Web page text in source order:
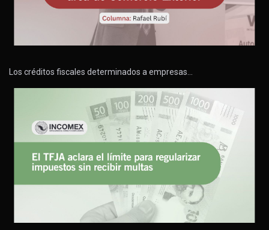
Los créditos fiscales determinados a empresas…